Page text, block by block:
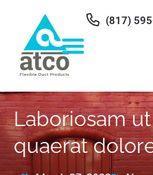
(817)
Laboriosam
quaerat